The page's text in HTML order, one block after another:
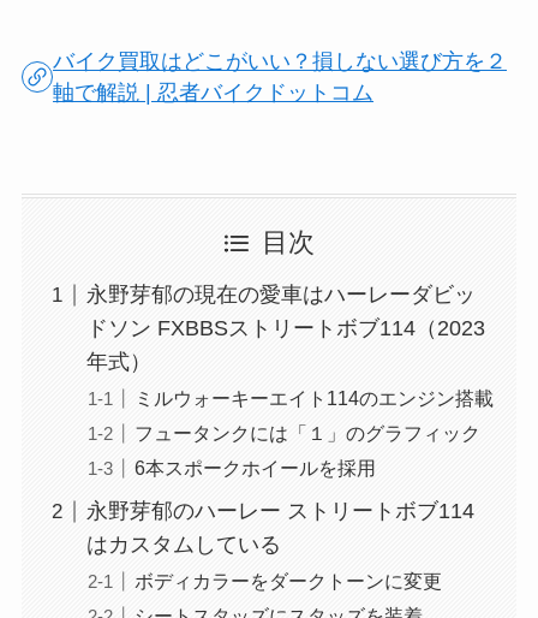
バイク買取はどこがいい？損しない選び方を２
軸で解説 | 忍者バイクドットコム
目次
永野芽郁の現在の愛車はハーレーダビッ
ドソン FXBBSストリートボブ114（2023
年式）
ミルウォーキーエイト114のエンジン搭載
フュータンクには「１」のグラフィック
6本スポークホイールを採用
永野芽郁のハーレー ストリートボブ114
はカスタムしている
ボディカラーをダークトーンに変更